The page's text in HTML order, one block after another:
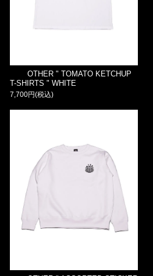
OTHER " TOMATO KETCHUP
T-SHIRTS " WHITE
7,700円(税込)